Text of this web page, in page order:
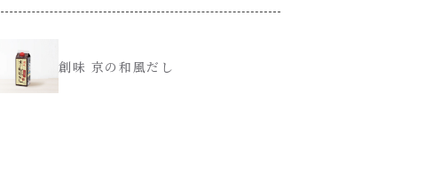
創味 京の和風だし